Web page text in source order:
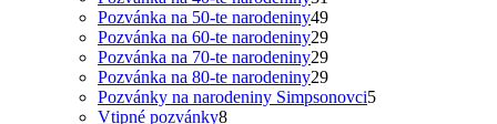
produktov
Pozvánka na 50-te narodeniny4949
produktov
Pozvánka na 60-te narodeniny2929
produktov
Pozvánka na 70-te narodeniny2929
produktov
Pozvánka na 80-te narodeniny2929
produktov
Pozvánky na narodeniny Simpsonovci55
Vtipné pozvánky88